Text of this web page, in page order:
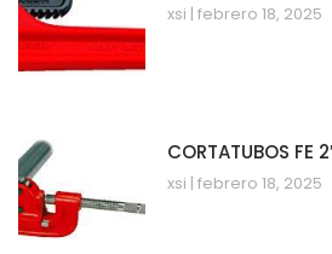
xsi febrero 18, 2025
CORTATUBOS FE 2′
xsi febrero 18, 2025